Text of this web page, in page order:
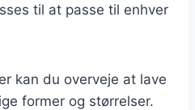
til at passe til enhver
kan du overveje at lave
former og størrelser.